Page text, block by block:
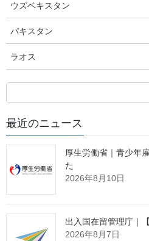
厚生労働省｜「外
届出状況まとめ（
時点）
報道関係者 各位
ウズベキスタン
パキスタン
ラオス
最近のニュース
厚生労働省｜青少年
た
2026年8月10日
出入国在留管理庁｜
2026年8月7日